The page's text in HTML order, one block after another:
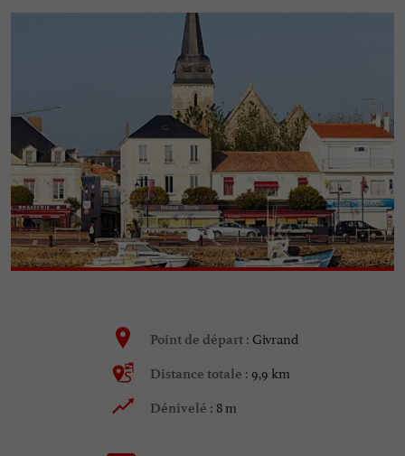
Point de départ : Givrand
Distance totale : 9,9 km
Dénivelé : 8 m